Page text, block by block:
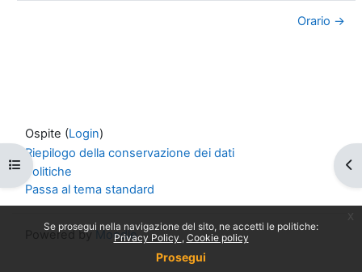
Se prosegui nella navigazione del sito, ne accetti le politiche:
Privacy Policy
Cookie policy
Prosegui
Apri indice del corso
Orario →
Ospite (Login)
Riepilogo della conservazione dei dati
Politiche
Passa al tema standard
Powered byMoodle